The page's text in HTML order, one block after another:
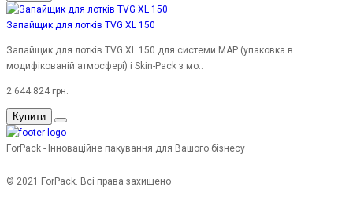
Запайщик для лотків TVG XL 150
Запайщик для лотків TVG XL 150 для системи MAP (упаковка в
модифікованій атмосфері) і Skin-Pack з мо..
2 644 824 грн.
Купити
ForPack - Інноваційне пакування для Вашого бізнесу
© 2021 ForPack. Всі права захищено